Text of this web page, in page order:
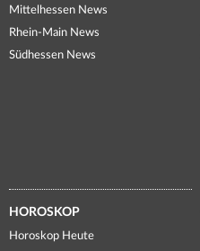
Mittelhessen News
Rhein-Main News
Südhessen News
HOROSKOP
Horoskop Heute